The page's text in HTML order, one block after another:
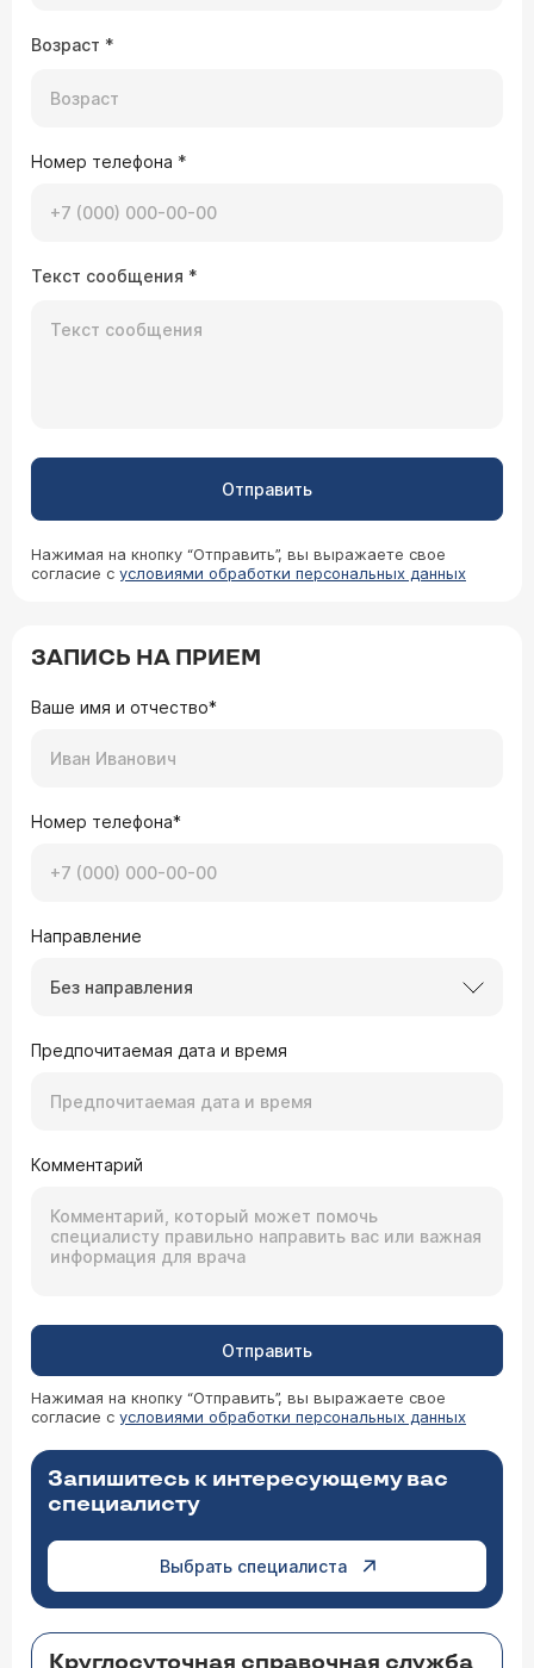
Возраст *
Номер телефона *
Текст сообщения *
Отправить
Нажимая на кнопку “Отправить”, вы выражаете свое
согласие с условиями обработки персональных данных
ЗАПИСЬ НА ПРИЕМ
Ваше имя и отчество*
Номер телефона*
Направление
Без направления
Предпочитаемая дата и время
Комментарий
Отправить
Нажимая на кнопку “Отправить”, вы выражаете свое
согласие с условиями обработки персональных данных
Запишитесь к интересующему вас
специалисту
Выбрать специалиста
Круглосуточная справочная служба